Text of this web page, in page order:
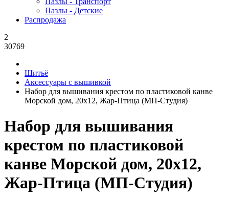
Пазлы - Детские
Распродажа
2
30769
Шитьё
Аксессуары с вышивкой
Набор для вышивания крестом по пластиковой канве
Морской дом, 20x12, Жар-Птица (МП-Студия)
Набор для вышивания
крестом по пластиковой
канве Морской дом, 20x12,
Жар-Птица (МП-Студия)